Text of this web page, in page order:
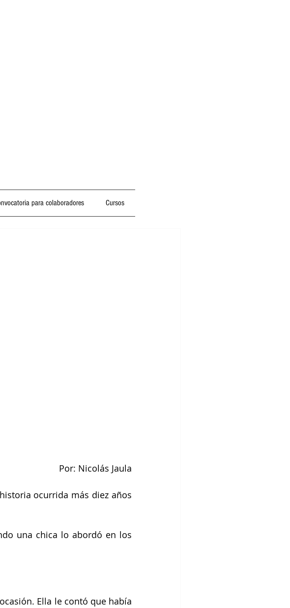
para colaboradores Cursos
Por: Nicolás Jaula
ocurrida más diez años
una chica lo abordó en los
Ella le contó que había